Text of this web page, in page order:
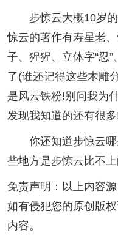
步惊云大概10岁的
惊云的著作有寿星老
子、猩猩、立体字“忍
了(谁还记得这些木雕
是风云铁粉!别问我为
发现我知道的还有很
你还知道步惊云哪
些地方是步惊云比不
免责声明：以上内容
如有侵犯您的原创版
内容。